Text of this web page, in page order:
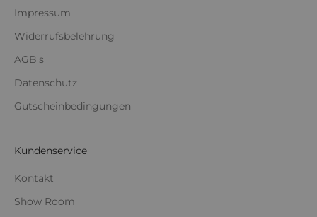
Impressum
Widerrufsbelehrung
AGB's
Datenschutz
Gutscheinbedingungen
Kundenservice
Kontakt
Show Room